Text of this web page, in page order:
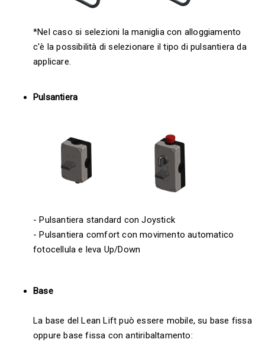
*Nel caso si selezioni la maniglia con alloggiamento
c'è la possibilità di selezionare il tipo di pulsantiera da
applicare.
Pulsantiera
- Pulsantiera standard con Joystick
- Pulsantiera comfort con movimento automatico
fotocellula e leva Up/Down
Base
La base del Lean Lift può essere mobile, su base fissa
oppure base fissa con antiribaltamento: